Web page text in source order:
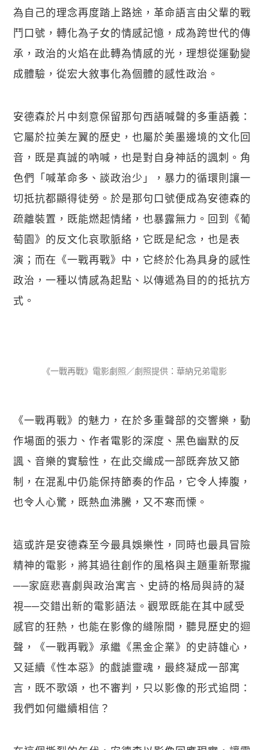
為自己的理念再度踏上路途，革命語言由父輩的戰
鬥口號，轉化為子女的情感記憶，成為跨世代的傳
承，政治的火焰在此轉為情感的光，理想從運動變
成體驗，從宏大敘事化為個體的感性政治。
安德森於片中刻意保留那句西語喊聲的多重語義：
它屬於拉美左翼的歷史，也屬於美墨邊境的文化回
音，既是真誠的吶喊，也是對自身神話的諷刺。角
色們「喊革命多、談政治少」，暴力的循環則讓一
切抵抗都顯得徒勞。於是那句口號便成為安德森的
疏離裝置，既能燃起情緒，也暴露無力。回到《葡
萄園》的反文化哀歌脈絡，它既是紀念，也是表
演；而在《一戰再戰》中，它終於化為具身的感性
政治，一種以情感為起點、以傳遞為目的的抵抗方
式。
《一戰再戰》電影劇照／劇照提供：華納兄弟電影
《一戰再戰》的魅力，在於多重聲部的交響樂，動
作場面的張力、作者電影的深度、黑色幽默的反
諷、音樂的實驗性，在此交織成一部既奔放又節
制，在混亂中仍能保持節奏的作品，它令人捧腹，
也令人心驚，既熱血沸騰，又不寒而慄。
這或許是安德森至今最具娛樂性，同時也最具冒險
精神的電影，將其過往創作的風格與主題重新聚攏
──家庭悲喜劇與政治寓言、史詩的格局與詩的凝
視──交錯出新的電影語法。觀眾既能在其中感受
感官的狂熱，也能在影像的縫隙間，聽見歷史的迴
聲，《一戰再戰》承繼《黑金企業》的史詩雄心，
又延續《性本惡》的戲謔靈魂，最終凝成一部寓
言，既不歌頌，也不審判，只以影像的形式追問：
我們如何繼續相信？